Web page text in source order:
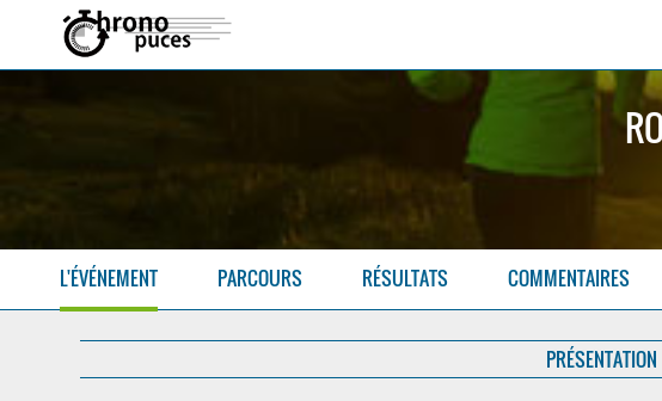
L'ÉVÉNEMENT PARCOURS RÉSULTATS COMMENTAIRES
PRÉSENTATION